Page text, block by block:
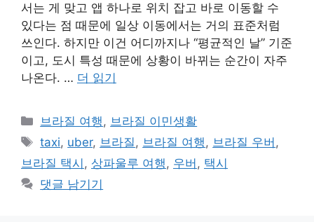
서는 게 맞고 앱 하나로 위치 잡고 바로 이동할 수
있다는 점 때문에 일상 이동에서는 거의 표준처럼
쓰인다. 하지만 이건 어디까지나 “평균적인 날” 기준
이고, 도시 특성 때문에 상황이 바뀌는 순간이 자주
나온다. … 더 읽기
카
테
리
브라질 여행, 브라질 이민생활
태
그
taxi, uber, 브라질, 브라질 여행, 브라질 우버 ,
브라질 택시 , 상파울루 여행, 우버 , 택시
댓글 남기기